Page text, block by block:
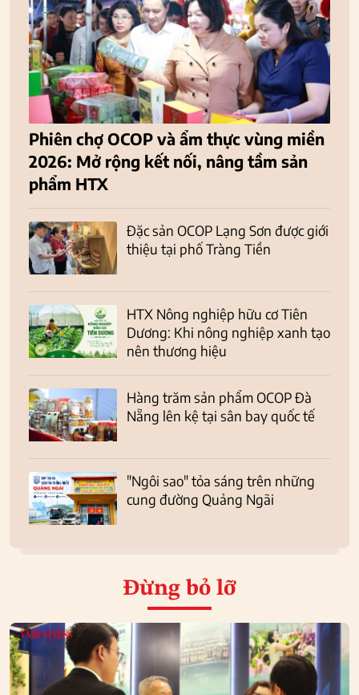
Phiên chợ OCOP và ẩm thực vùng miền
2026: Mở rộng kết nối, nâng tầm sản
phẩm HTX
Đặc sản OCOP Lạng Sơn được giới
thiệu tại phố Tràng Tiền
HTX Nông nghiệp hữu cơ Tiên
Dương: Khi nông nghiệp xanh tạo
nên thương hiệu
Hàng trăm sản phẩm OCOP Đà
Nẵng lên kệ tại sân bay quốc tế
"Ngôi sao" tỏa sáng trên những
cung đường Quảng Ngãi
Đừng bỏ lỡ